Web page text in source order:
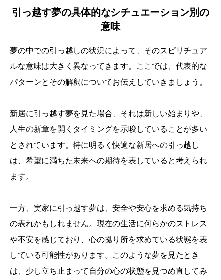
引っ越す夢の具体的なシチュエーション別の
意味
夢の中での引っ越しの状況によって、そのスピリチュア
ルな意味は大きく異なってきます。ここでは、代表的な
パターンとその解釈についてお伝えしていきましょう。
新居に引っ越す夢を見た場合、それは新しい始まりや、
人生の新章を開くタイミングを示唆していることが多い
とされています。特に明るく快適な新居への引っ越し
は、希望に満ちた未来への期待を表していると考えられ
ます。
一方、実家に引っ越す夢は、安全や安心を求める気持ち
の表れかもしれません。現在の生活に何らかのストレス
や不安を感じており、心の拠り所を求めている状態を表
している可能性があります。このような夢を見たとき
は、少し立ち止まって自分の心の状態を見つめ直してみ